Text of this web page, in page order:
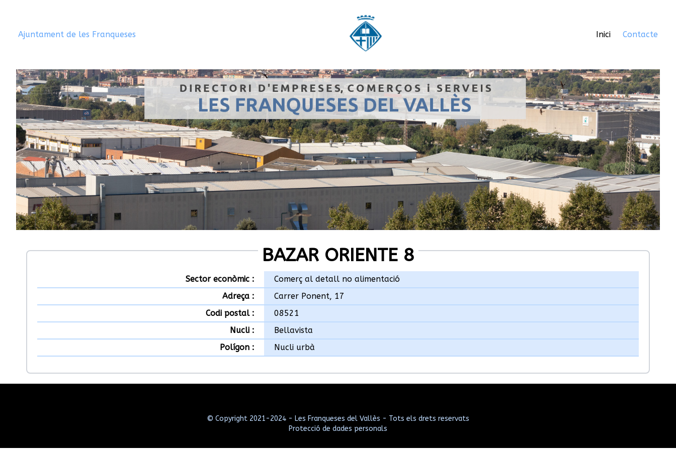
Ajuntament de les Franqueses Inici Contacte
BAZAR ORIENTE 8
Sector econòmic :
Comerç al detall no alimentació
Adreça :
Carrer Ponent, 17
Codi postal :
08521
Nucli :
Bellavista
Polígon :
Nucli urbà
© Copyright 2021-2024 - Les Franqueses del Vallès - Tots els drets reservats
Protecció de dades personals